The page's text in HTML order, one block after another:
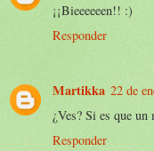
¡¡Bieeeeeen!! :)
Responder
Martikka 22 de
¿Ves? Si es que
Responder